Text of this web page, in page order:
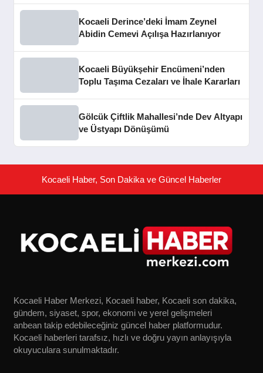
Kocaeli Derince’deki İmam Zeynel
Abidin Cemevi Açılışa Hazırlanıyor
Kocaeli Büyükşehir Encümeni’nden
Toplu Taşıma Cezaları ve İhale Kararları
Gölcük Çiftlik Mahallesi’nde Dev Altyapı
ve Üstyapı Dönüşümü
Kocaeli Haber, Son Dakika ve Güncel Haberler
Kocaeli Haber Merkezi, Kocaeli haber, Kocaeli son dakika,
gündem, siyaset, spor, ekonomi ve yerel gelişmeleri
anbean takip edebileceğiniz güncel haber platformudur.
Kocaeli haberleri tarafsız, hızlı ve doğru yayın anlayışıyla
okuyuculara sunulmaktadır.